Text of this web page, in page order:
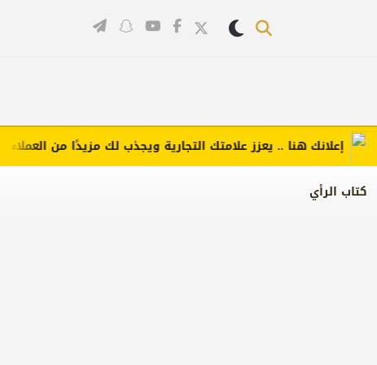
كتاب الرأي
إعلانك هنا .. يعزز علامتك التجارية ويجذب لك مزيدًا من العملاء